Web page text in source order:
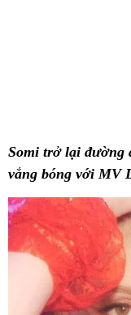
Somi trở lại đường
vắng bóng với MV